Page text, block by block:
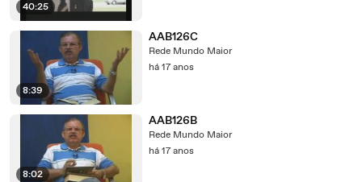
40:25
8:39
AAB126C
Rede Mundo Maior
há 17 anos
8:02
AAB126B
Rede Mundo Maior
há 17 anos